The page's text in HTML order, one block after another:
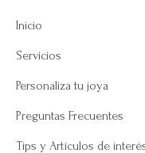
Inicio
Servicios
Personaliza tu joya
Preguntas Frecuentes
Tips y Artículos de